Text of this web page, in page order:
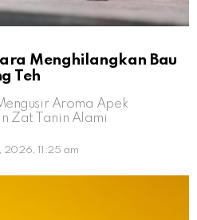
Menghilangkan Bau
Teh
Aroma Apek
Zat Tanin Alami
2026, 11:25 am